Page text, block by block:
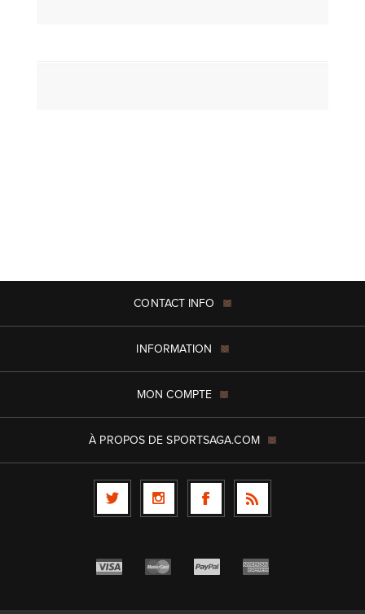
CONTACT INFO
INFORMATION
MON COMPTE
À PROPOS DE SPORTSAGA.COM